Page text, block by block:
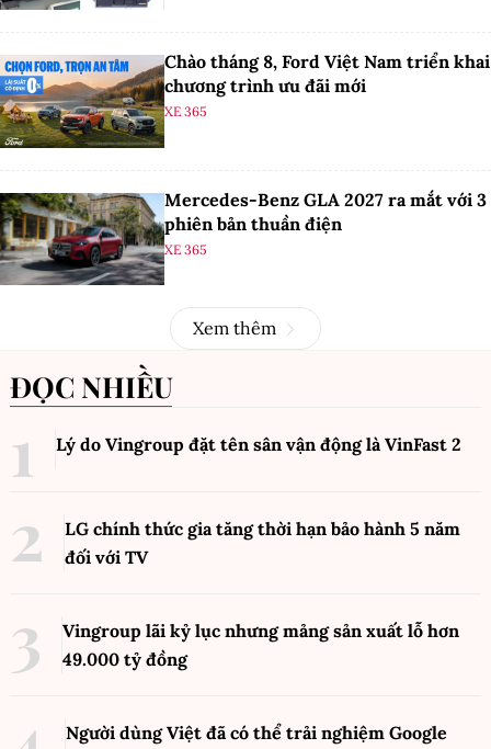
Chào tháng 8, Ford Việt Nam triển khai
chương trình ưu đãi mới
XE 365
Mercedes-Benz GLA 2027 ra mắt với 3
phiên bản thuần điện
XE 365
Xem thêm
ĐỌC NHIỀU
Lý do Vingroup đặt tên sân vận động là VinFast 2
LG chính thức gia tăng thời hạn bảo hành 5 năm
đối với TV
Vingroup lãi kỷ lục nhưng mảng sản xuất lỗ hơn
49.000 tỷ đồng
Người dùng Việt đã có thể trải nghiệm Google